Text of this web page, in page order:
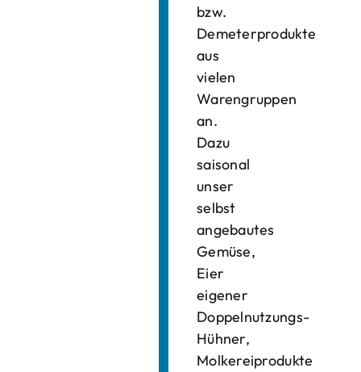
bzw.
Demeterprodukte
aus
vielen
Warengruppen
an.
Dazu
saisonal
unser
selbst
angebautes
Gemüse,
Eier
eigener
Doppelnutzungs-
Hühner,
Molkereiprodukte